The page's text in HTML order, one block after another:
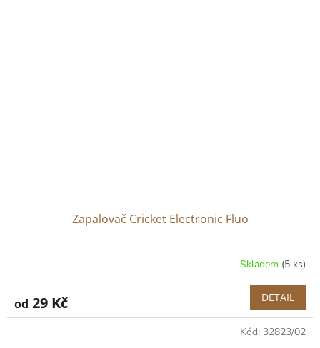
Zapalovač Cricket Electronic Fluo
Skladem (5 ks)
od 29 Kč DETAIL
Kód: 32823/02